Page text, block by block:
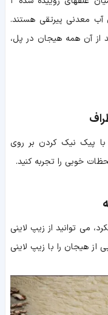
آب معدنی پیرتقی هستند.
از آن همه هیجان در پل،
با پیک نیک کردن بر روی
خوبی را تجربه کنید.
می توانید از زیپ لاینی
از هیجان را با زیپ لاینی